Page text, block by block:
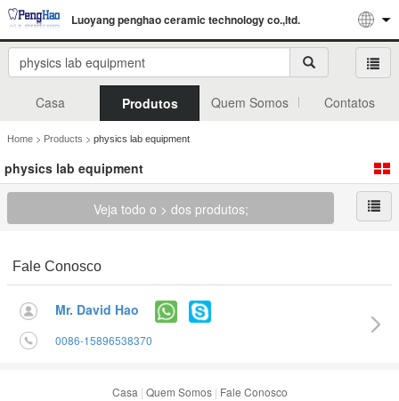
Luoyang penghao ceramic technology co.,ltd.
Casa Produtos Quem Somos Contatos
Home > Products > physics lab equipment
physics lab equipment
Veja todo o > dos produtos;
Fale Conosco
Mr. David Hao
0086-15896538370
Casa | Quem Somos| Fale Conosco